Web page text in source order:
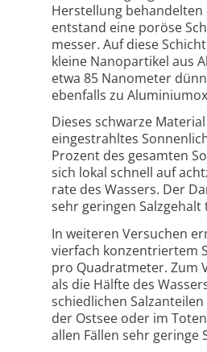
Her­stellung
entstand eine poröse
messer. Auf diese
kleine Nano­partikel aus
etwa 85 Nano­meter
eben­falls zu
Dieses schwarze
einge­strahltes
Prozent des gesamten
sich lokal schnell auf
rate des Wassers. Der
sehr geringen
In weiteren Versuchen
vier­fach konzen­triertem
pro Quadrat­meter. Zum
als die Hälfte des
schied­lichen
der Ost­see oder im
allen Fällen sehr geringe